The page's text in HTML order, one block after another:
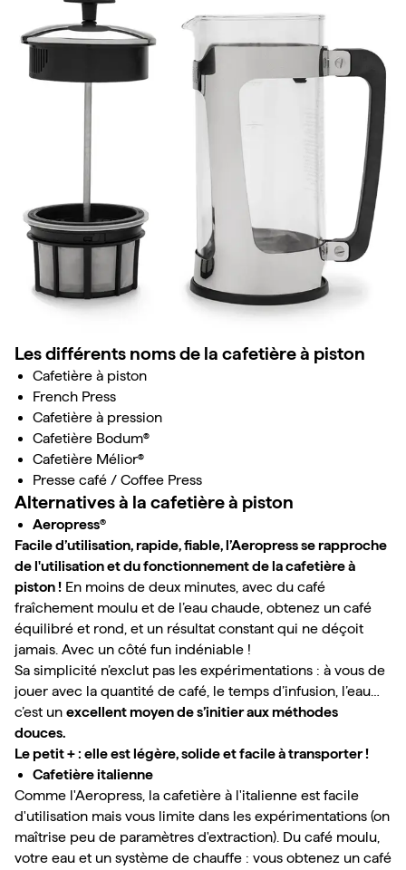
Les différents noms de la cafetière à piston
Cafetière à piston
French Press
Cafetière à pression
Cafetière Bodum®
Cafetière Mélior®
Presse café / Coffee Press
Alternatives à la cafetière à piston
Aeropress®
Facile d’utilisation, rapide, fiable, l’Aeropress se rapproche
de l'utilisation et du fonctionnement de la cafetière à
piston ! En moins de deux minutes, avec du café
fraîchement moulu et de l’eau chaude, obtenez un café
équilibré et rond, et un résultat constant qui ne déçoit
jamais. Avec un côté fun indéniable !
Sa simplicité n’exclut pas les expérimentations : à vous de
jouer avec la quantité de café, le temps d’infusion, l’eau…
c’est un excellent moyen de s’initier aux méthodes
douces.
Le petit + : elle est légère, solide et facile à transporter !
Cafetière italienne
Comme l'Aeropress, la cafetière à l'italienne est facile
d'utilisation mais vous limite dans les expérimentations (on
maîtrise peu de paramètres d'extraction). Du café moulu,
votre eau et un système de chauffe : vous obtenez un café